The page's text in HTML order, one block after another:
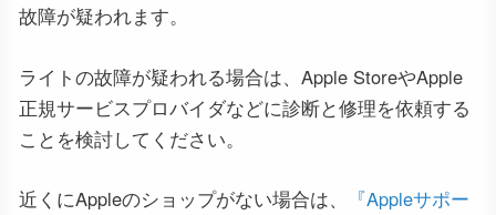
故障が疑われます。
ライトの故障が疑われる場合は、Apple StoreやApple
正規サービスプロバイダなどに診断と修理を依頼する
ことを検討してください。
近くにAppleのショップがない場合は、
『Appleサポー